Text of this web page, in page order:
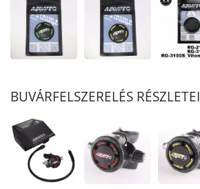
BUVÁRFELSZERELÉS RÉSZLETEI